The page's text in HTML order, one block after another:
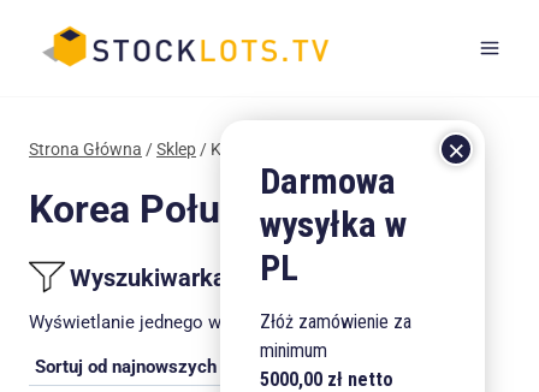
Strona Główna /Sklep/ Korea Południowa
Korea Południowa
Wyszukiwarka produktów
Wyświetlanie jednego wynikuZłóż zamówienie za
minimum
5000,00 zł netto